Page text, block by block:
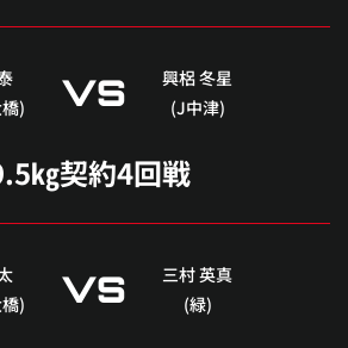
)
VS
興梠 冬星
(J中津)
㎏契約4回戦
)
VS
三村 英真
(緑)